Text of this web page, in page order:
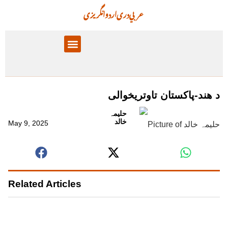
انگریزیاردودریعربي
د هند-پاکستان تاوتريخوالی
May 9, 2025
حلیمہ
خالد
Related Articles